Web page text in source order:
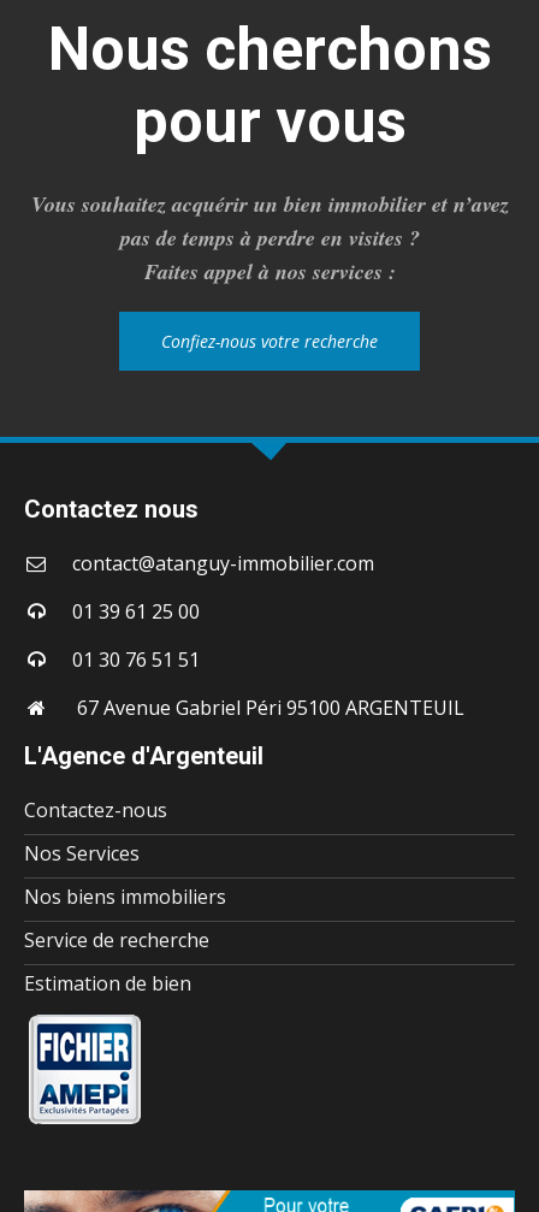
Nous cherchons
pour vous
Vous souhaitez acquérir un bien immobilier et n’avez
pas de temps à perdre en visites ?
Faites appel à nos services :
Confiez-nous votre recherche
Contactez nous
contact@atanguy-immobilier.com
01 39 61 25 00
01 30 76 51 51
67 Avenue Gabriel Péri 95100 ARGENTEUIL
L'Agence d'Argenteuil
Contactez-nous
Nos Services
Nos biens immobiliers
Service de recherche
Estimation de bien